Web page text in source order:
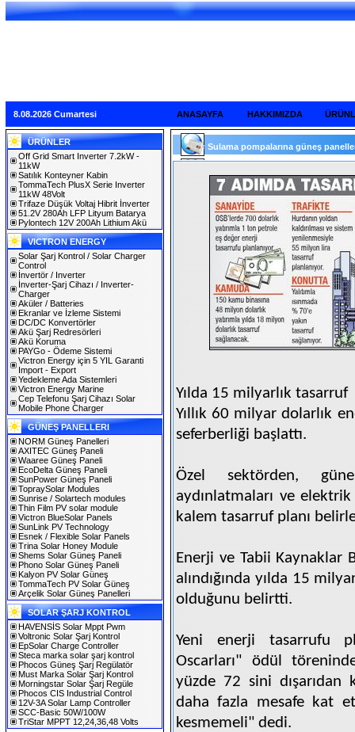
8.08.2026 Cumartesi ANASAYFA HAKKIMIZDA
ÜRÜNLER
Off Grid Smart Inverter 7.2kW -
11kW
Satılık Konteyner Kabin
TommaTech PlusX Serie Inverter
11kW 48Volt
Trifaze Düşük Voltaj Hibrit İnverter
51.2V 280Ah LFP Lityum Batarya
Pylontech 12V 200Ah Lithium Akü
VICTRON ENERGY
Solar Şarj Kontrol / Solar Charger
Control
İnvertör / Inverter
İnverter-Şarj Cihazı / Inverter-
Charger
Aküler / Batteries
Ekranlar ve İzleme Sistemi
DC/DC Konvertörler
Akü Şarj Redresörleri
Akü Koruma
PAYGo - Ödeme Sistemi
Victron Energy için 5 YIL Garanti
Import - Export
Yedekleme Ada Sistemleri
Victron Energy Marine
Cep Telefonu Şarj Cihazı Solar
Mobile Phone Charger
GÜNEŞ PANELLERI
NORM Güneş Panelleri
AXITEC Güneş Paneli
Waaree Güneş Paneli
EcoDelta Güneş Paneli
SunPower Güneş Paneli
TopraySolar Modules
Sunrise / Solartech modules
Thin Film PV solar module
Victron BlueSolar Panels
SunLink PV Technology
Esnek / Flexible Solar Panels
Trina Solar Honey Module
Shems Solar Güneş Paneli
Phono Solar Güneş Paneli
Kalyon PV Solar Güneş
TommaTech PV Solar Güneş
Arçelik Solar Güneş Panelleri
SOLAR ŞARJ KONTROL
HAVENSİS Solar Mppt Pwm
Voltronic Solar Şarj Kontrol
EpSolar Charge Controller
Steca marka solar şarj kontrol
Phocos Güneş Şarj Regülatör
Must Marka Solar Şarj Kontrol
Morningstar Solar Şarj Regüle
Phocos CIS Industrial Control
12V-3A Solar Lamp Controller
SCC-Basic 50W/100W
TriStar MPPT 12,24,36,48 Volts
Sulama pompalarına güneş
Yılda 15 milyarlık tasarruf
Yıllık 60 milyar dolarlık
seferberliği başlattı.
Özel sektörden,
aydınlatmaları ve
kalem tasarruf planı
Enerji ve Tabii Kaynaklar
alındığında yılda 15
olduğunu belirtti.
Yeni enerji tasarrufu
Oscarları" ödül
yüzde 72 sini
daha fazla mesafe kat
kesmemeli" dedi.